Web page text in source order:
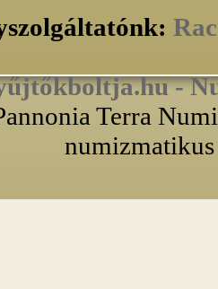
-
Terra
numizmatikus